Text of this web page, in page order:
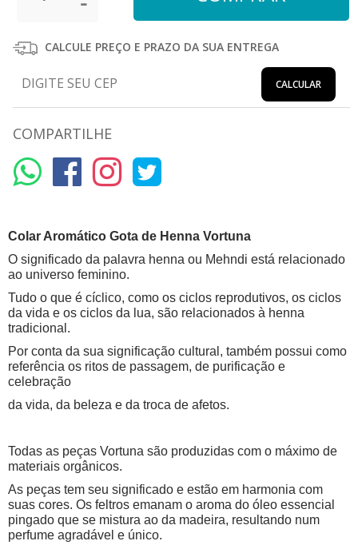
CALCULE PREÇO E PRAZO DA SUA ENTREGA
CALCULAR
COMPARTILHE
Colar Aromático Gota de Henna Vortuna
O significado da palavra henna ou Mehndi está relacionado
ao universo feminino.
Tudo o que é cíclico, como os ciclos reprodutivos, os ciclos
da vida e os ciclos da lua, são relacionados à henna
tradicional.
Por conta da sua significação cultural, também possui como
referência os ritos de passagem, de purificação e
celebração
da vida, da beleza e da troca de afetos.
Todas as peças Vortuna são produzidas com o máximo de
materiais orgânicos.
As peças tem seu significado e estão em harmonia com
suas cores. Os feltros emanam o aroma do óleo essencial
pingado que se mistura ao da madeira, resultando num
perfume agradável e único.